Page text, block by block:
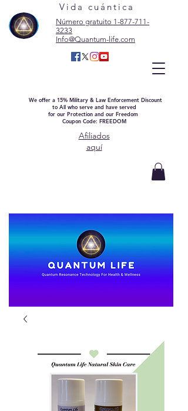
Vida cuántica
Número gratuito 1-877-711-
3233
Info@Quantum-life.com
We offer a 15% Military & Law Enforcement Discount
to All who serve and have served
for our Protection and our Freedom
Coupon Code: FREEDOM
Afiliados
aquí